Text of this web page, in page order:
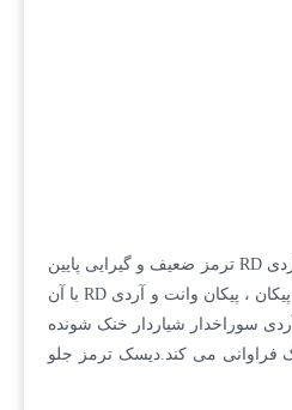
در حالت معمولی و عادی و نمونه های شرکتی کیفیت پایینی دارند و ترمزگیری خودرو پیکان شما را ضعیف می کنند.یکی از معضلات همیشگی مالکان خودروهای پیکان ، پیکان وانت و آردی RD ترمز ضعیف و گیرایی پایین
ترمز این خودرو به نسبت خودروهای به روز تر بازار است که باعث می شود عاشقان این خودرو و مالکان این خودرو دچار مشکل ترمزگیری باشند.دومین موردی که مالکان خودروهای پیکان ، پیکان وانت و آردی RD با آن
سوراخدار شیاردار خنک شونده
می کند.دیسک ترمز جلو